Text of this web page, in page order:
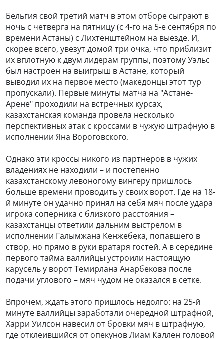
Бельгия свой третий матч в этом отборе сыграют в
ночь с четверга на пятницу (с 4-го на 5-е сентября по
времени Астаны) с Лихтенштейном на выезде. И,
скорее всего, увезут домой три очка, что приблизит
их вплотную к двум лидерам группы, поэтому Уэльс
был настроен на выигрыш в Астане, который
выводил их на первое место (македонцы этот тур
пропускали). Первые минуты матча на "Астане-
Арене" проходили на встречных курсах,
казахстанская команда провела несколько
перспективных атак с кроссами в чужую штрафную в
исполнении Яна Вороговского.
Однако эти кроссы никого из партнеров в чужих
владениях не находили – и постепенно
казахстанскому левоногому вингеру пришлось
больше времени проводить у своих ворот. Где на 18-
й минуте он удачно принял на себя мяч после удара
игрока соперника с близкого расстояния –
казахстанцы ответили дальним выстрелом в
исполнении Галымжана Кенжебека, попавшего в
створ, но прямо в руки вратаря гостей. А в середине
первого тайма валлийцы устроили настоящую
карусель у ворот Темирлана Анарбекова после
подачи углового – мяч чудом не оказался в сетке.
Впрочем, ждать этого пришлось недолго: на 25-й
минуте валлийцы заработали очередной штрафной,
Харри Уилсон навесил от бровки мяч в штрафную,
где отклеившийся от опекунов Лиам Каллен головой